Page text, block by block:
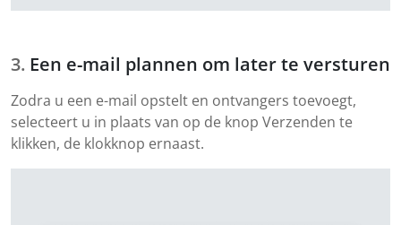
Een e-mail plannen om later te versturen
Zodra u een e-mail opstelt en ontvangers toevoegt,
selecteert u in plaats van op de knop Verzenden te
klikken, de klokknop ernaast.